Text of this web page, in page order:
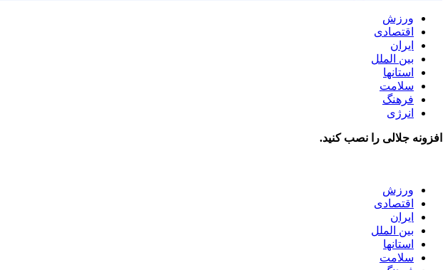
ورزش
اقتصادی
ایران
بین الملل
استانها
سلامت
فرهنگ
انرژی
افزونه جلالی را نصب کنید.
ورزش
اقتصادی
ایران
بین الملل
استانها
سلامت